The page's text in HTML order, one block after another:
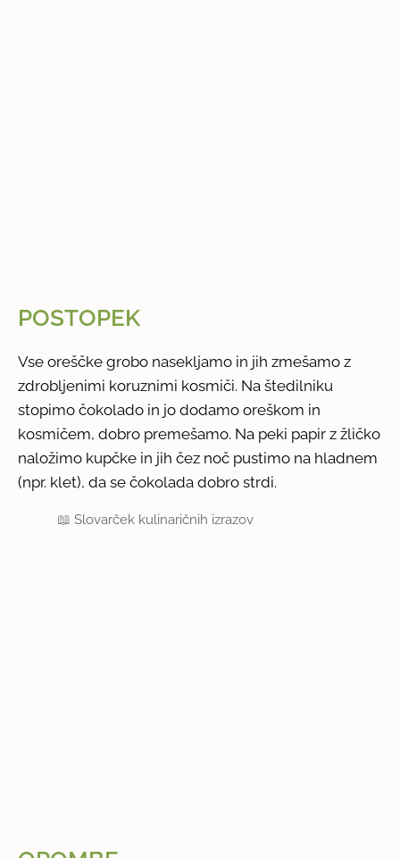
POSTOPEK
Vse oreščke grobo nasekljamo in jih zmešamo z
zdrobljenimi koruznimi kosmiči. Na štedilniku
stopimo čokolado in jo dodamo oreškom in
kosmičem, dobro premešamo. Na peki papir z žličko
naložimo kupčke in jih čez noč pustimo na hladnem
(npr. klet), da se čokolada dobro strdi.
📖Slovarček kulinaričnih izrazov